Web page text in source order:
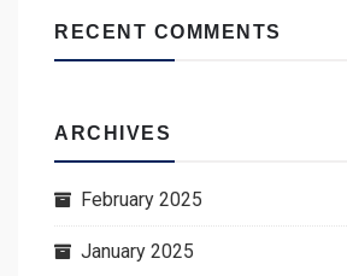
RECENT COMMENTS
ARCHIVES
February 2025
January 2025